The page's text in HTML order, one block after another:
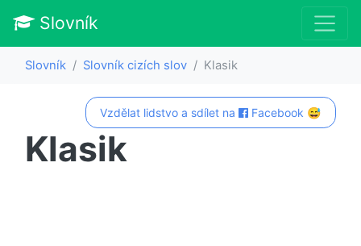
Slovník
Slovník Slovník cizích slov Klasik
Vzdělat lidstvo a sdílet na Facebook 😅
Klasik